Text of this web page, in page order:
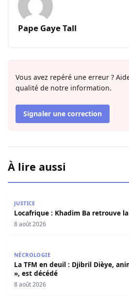
Pape Gaye Tall
Vous avez repéré une erreur ?
qualité de notre information.
Signaler une correction
À lire aussi
JUSTICE
Locafrique : Khadim Ba retrouve
8 août 2026
NÉCROLOGIE
La TFM en deuil : Djibril Dièye,
», est décédé
8 août 2026